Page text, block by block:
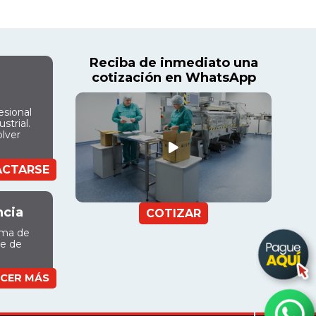
de
de
MÁS
Reciba de inmediato una
cotización en WhatsApp
COTIZAR